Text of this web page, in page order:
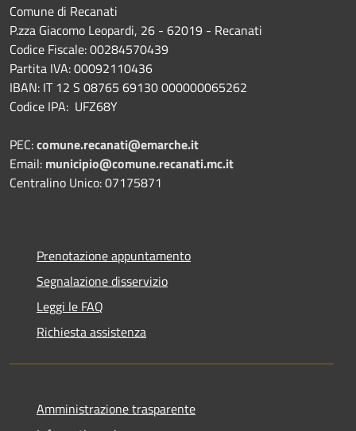
Comune di Recanati
P.zza Giacomo Leopardi, 26 - 62019 - Recanati
Codice Fiscale: 00284570439
Partita IVA: 00092110436
IBAN: IT 12 S 08765 69130 000000065262
Codice IPA: UFZ68Y
PEC:comune.recanati@emarche.it
Email: municipio@comune.recanati.mc.it
Centralino Unico: 07175871
Prenotazione appuntamento
Segnalazione disservizio
Leggi le FAQ
Richiesta assistenza
Amministrazione trasparente